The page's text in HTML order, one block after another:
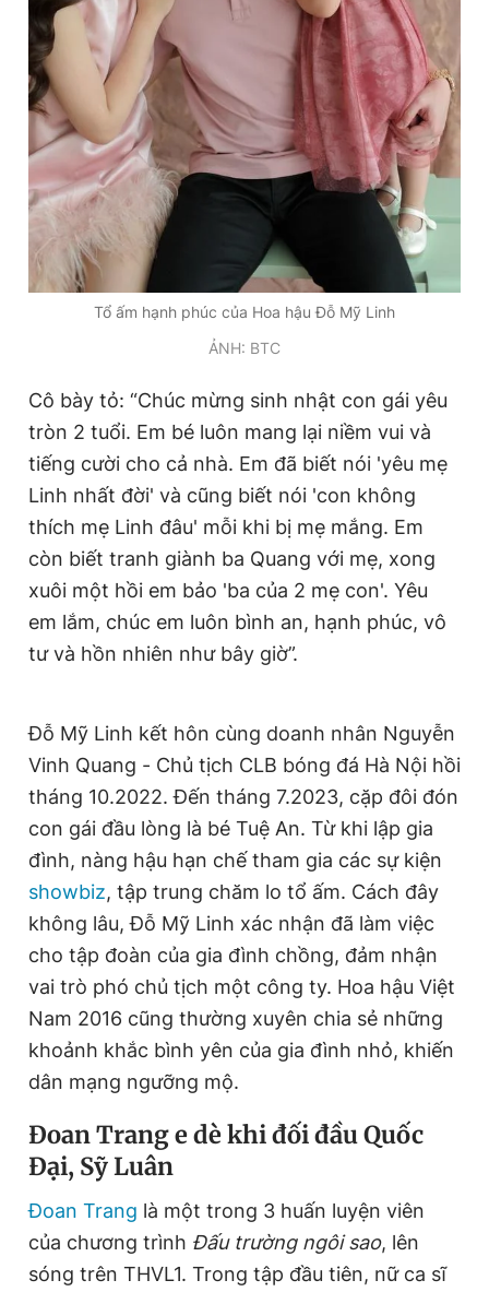
Tổ ấm hạnh phúc của Hoa hậu Đỗ Mỹ Linh
ẢNH: BTC
Cô bày tỏ: “Chúc mừng sinh nhật con gái yêu
tròn 2 tuổi. Em bé luôn mang lại niềm vui và
tiếng cười cho cả nhà. Em đã biết nói 'yêu mẹ
Linh nhất đời' và cũng biết nói 'con không
thích mẹ Linh đâu' mỗi khi bị mẹ mắng. Em
còn biết tranh giành ba Quang với mẹ, xong
xuôi một hồi em bảo 'ba của 2 mẹ con'. Yêu
em lắm, chúc em luôn bình an, hạnh phúc, vô
tư và hồn nhiên như bây giờ”.
Đỗ Mỹ Linh kết hôn cùng doanh nhân Nguyễn
Vinh Quang - Chủ tịch CLB bóng đá Hà Nội hồi
tháng 10.2022. Đến tháng 7.2023, cặp đôi đón
con gái đầu lòng là bé Tuệ An. Từ khi lập gia
đình, nàng hậu hạn chế tham gia các sự kiện
showbiz, tập trung chăm lo tổ ấm. Cách đây
không lâu, Đỗ Mỹ Linh xác nhận đã làm việc
cho tập đoàn của gia đình chồng, đảm nhận
vai trò phó chủ tịch một công ty. Hoa hậu Việt
Nam 2016 cũng thường xuyên chia sẻ những
khoảnh khắc bình yên của gia đình nhỏ, khiến
dân mạng ngưỡng mộ.
Đoan Trang e dè khi đối đầu Quốc
Đại, Sỹ Luân
Đoan Trang là một trong 3 huấn luyện viên
của chương trình Đấu trường ngôi sao, lên
sóng trên THVL1. Trong tập đầu tiên, nữ ca sĩ